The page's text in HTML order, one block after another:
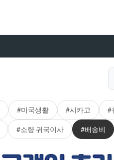
#미국생활 #시카고 #
#소량 귀국이사 #배송비